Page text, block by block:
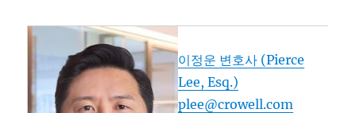
이정운 변호사 (Pierce
Lee, Esq.)
plee@crowell.com